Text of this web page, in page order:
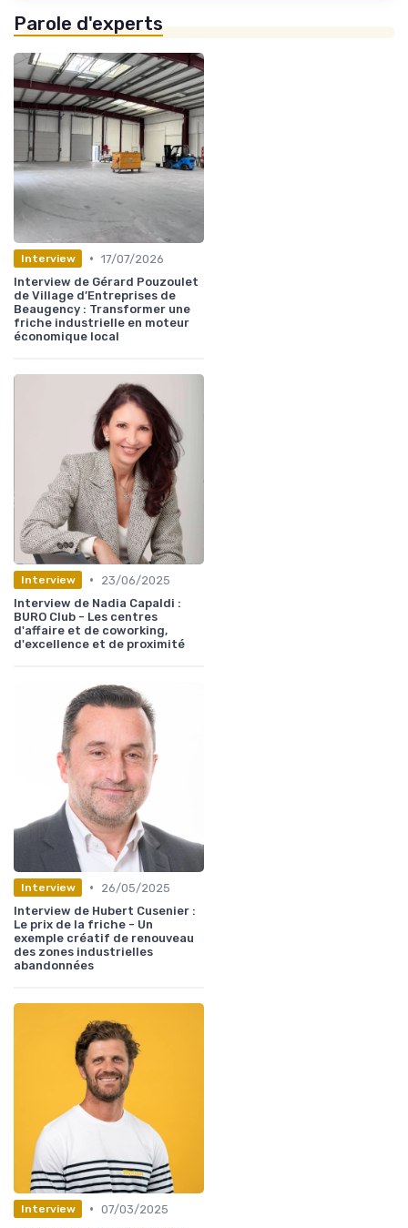
Parole d'experts
Interview • 17/07/2026
Interview de Gérard Pouzoulet
de Village d’Entreprises de
Beaugency : Transformer une
friche industrielle en moteur
économique local
Interview •
23/06/2025
Interview de Nadia Capaldi :
BURO Club - Les centres
d'affaire et de coworking,
d'excellence et de proximité
Interview •
26/05/2025
Interview de Hubert Cusenier :
Le prix de la friche - Un
exemple créatif de renouveau
des zones industrielles
abandonnées
Interview • 07/03/2025